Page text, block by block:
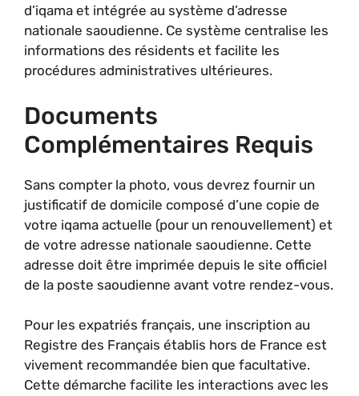
d’iqama et intégrée au système d’adresse
nationale saoudienne. Ce système centralise les
informations des résidents et facilite les
procédures administratives ultérieures.
Documents
Complémentaires Requis
Sans compter la photo, vous devrez fournir un
justificatif de domicile composé d’une copie de
votre iqama actuelle (pour un renouvellement) et
de votre adresse nationale saoudienne. Cette
adresse doit être imprimée depuis le site officiel
de la poste saoudienne avant votre rendez-vous.
Pour les expatriés français, une inscription au
Registre des Français établis hors de France est
vivement recommandée bien que facultative.
Cette démarche facilite les interactions avec les